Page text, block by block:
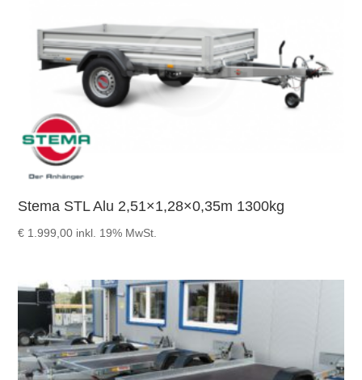
Stema STL Alu 2,51×1,28×0,35m 1300kg
€ 1.999,00 inkl. 19% MwSt.